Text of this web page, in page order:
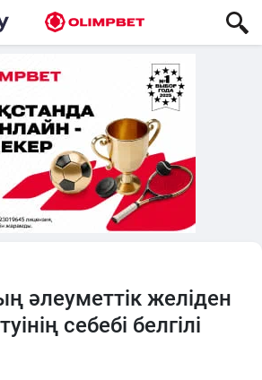
әлеуметтік желіден
себебі белгілі